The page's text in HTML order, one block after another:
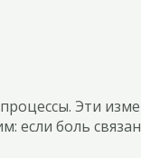
Эти
боль